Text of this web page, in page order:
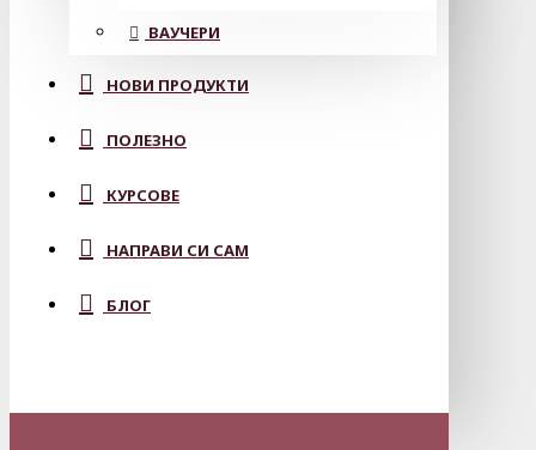
ВАУЧЕРИ
НОВИ ПРОДУКТИ
ПОЛЕЗНО
КУРСОВЕ
НАПРАВИ СИ САМ
БЛОГ